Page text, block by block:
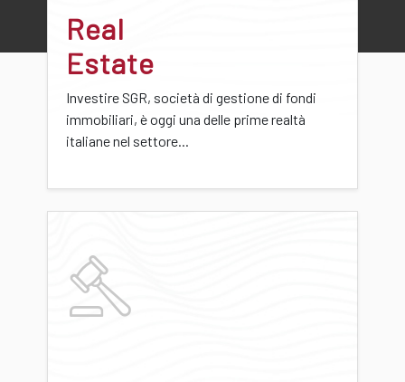
Real
Estate
Investire SGR, società di gestione di fondi
immobiliari, è oggi una delle prime realtà
italiane nel settore...